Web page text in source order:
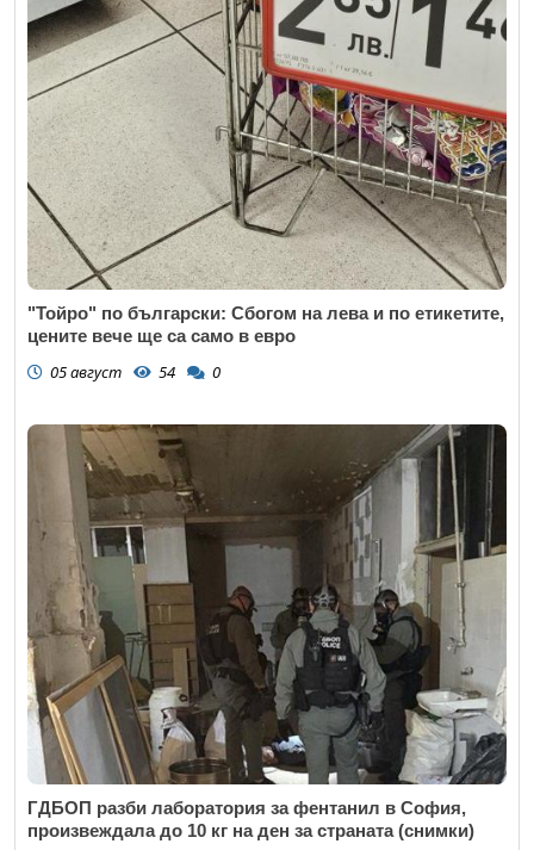
"Тойро" по български: Сбогом на лева и по етикетите,
цените вече ще са само в евро
05 август 54 0
ГДБОП разби лаборатория за фентанил в София,
произвеждала до 10 кг на ден за страната (снимки)